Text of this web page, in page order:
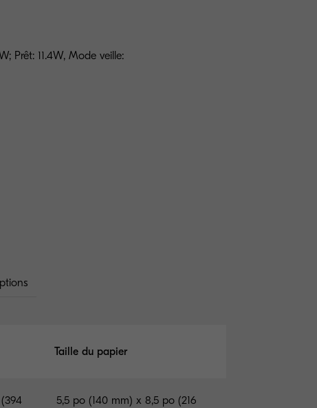
Prêt: 11.4W, Mode veille:
Taille du papier
5,5 po (140 mm) x 8,5 po (216